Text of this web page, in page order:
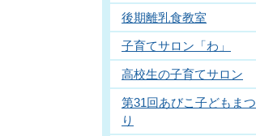
後期離乳食教室
子育てサロン「わ」
高校生の子育てサロン
第31回あびこ子どもまつ
り